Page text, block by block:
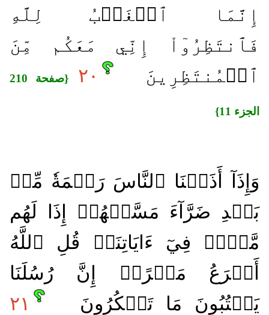
إِنَّمَا ٱلۡغَيۡبُ لِلَّهِ
فَٱنتَظِرُوٓاْ إِنِّي مَعَكُم مِّنَ
ٱلۡمُنتَظِرِينَ
٢٠ {صفحة 210
الجزء 11}
وَإِذَآ أَذَقۡنَا ٱلنَّاسَ رَحۡمَةٗ مِّنۢ
بَعۡدِ ضَرَّآءَ مَسَّتۡهُمۡ إِذَا لَهُم
مَّكۡرٞ فِيٓ ءَايَاتِنَاۚ قُلِ ٱللَّهُ
أَسۡرَعُ مَكۡرًاۚ إِنَّ رُسُلَنَا
يَكۡتُبُونَ مَا تَمۡكُرُونَ
٢١